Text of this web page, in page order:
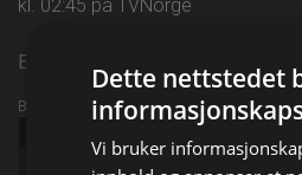
kl. 02:45 på TVNorge
Episode 5
Broadcast info
Taskmaster UK
Dette nettstedet
Vi bruker